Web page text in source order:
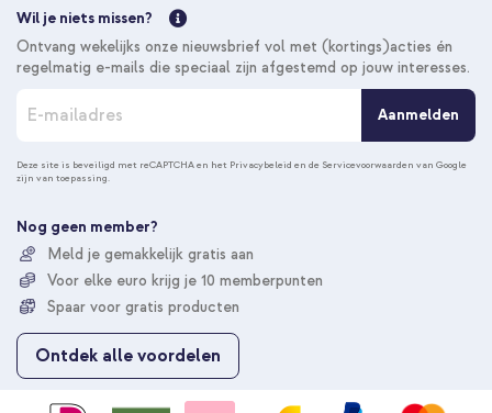
Wil je niets missen?
Ontvang wekelijks onze nieuwsbrief vol met (kortings)acties én
regelmatig e-mails die speciaal zijn afgestemd op jouw interesses.
n
n
e
u
o
p
z
Aanmelden
Deze site is beveiligd met reCAPTCHA en het Privacybeleid en de Servicevoorwaarden van Google
zijn van toepassing.
Nog geen member?
Meld je gemakkelijk gratis aan
Voor elke euro krijg je 10 memberpunten
Spaar voor gratis producten
Ontdek alle voordelen